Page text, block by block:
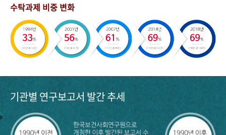
수탁과제 비중 변화
기관별 연구보고서 발간 추세